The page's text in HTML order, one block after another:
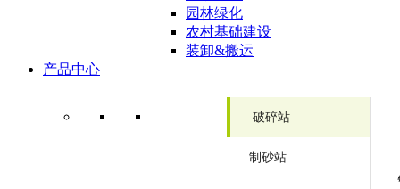
园林绿化
农村基础建设
装卸&搬运
产品中心
破碎站
制砂站